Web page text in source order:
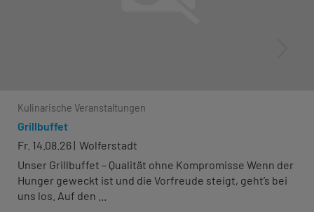
Kulinarische Veranstaltungen
Grillbuffet
Fr. 14.08.26 Wolferstadt
Unser Grillbuffet – Qualität ohne Kompromisse Wenn der
Hunger geweckt ist und die Vorfreude steigt, geht’s bei
uns los. Auf den ...